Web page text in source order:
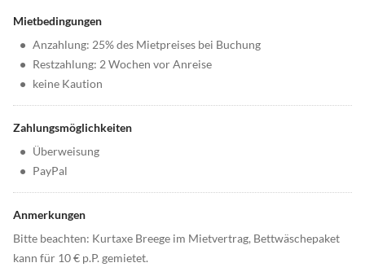
Mietbedingungen
• Anzahlung: 25% des Mietpreises bei Buchung
• Restzahlung: 2 Wochen vor Anreise
• keine Kaution
Zahlungsmöglichkeiten
• Überweisung
• PayPal
Anmerkungen
Bitte beachten: Kurtaxe Breege im Mietvertrag, Bettwäschepaket
kann für 10 € p.P. gemietet.